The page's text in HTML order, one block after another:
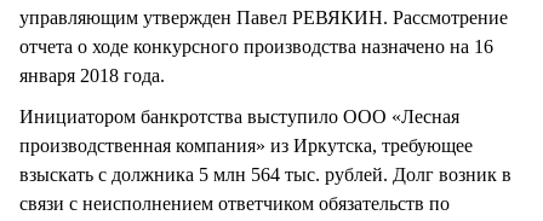
управляющим утвержден Павел РЕВЯКИН. Рассмотрение
отчета о ходе конкурсного производства назначено на 16
января 2018 года.
Инициатором банкротства выступило ООО «Лесная
производственная компания» из Иркутска, требующее
взыскать с должника 5 млн 564 тыс. рублей. Долг возник в
связи с неисполнением ответчиком обязательств по